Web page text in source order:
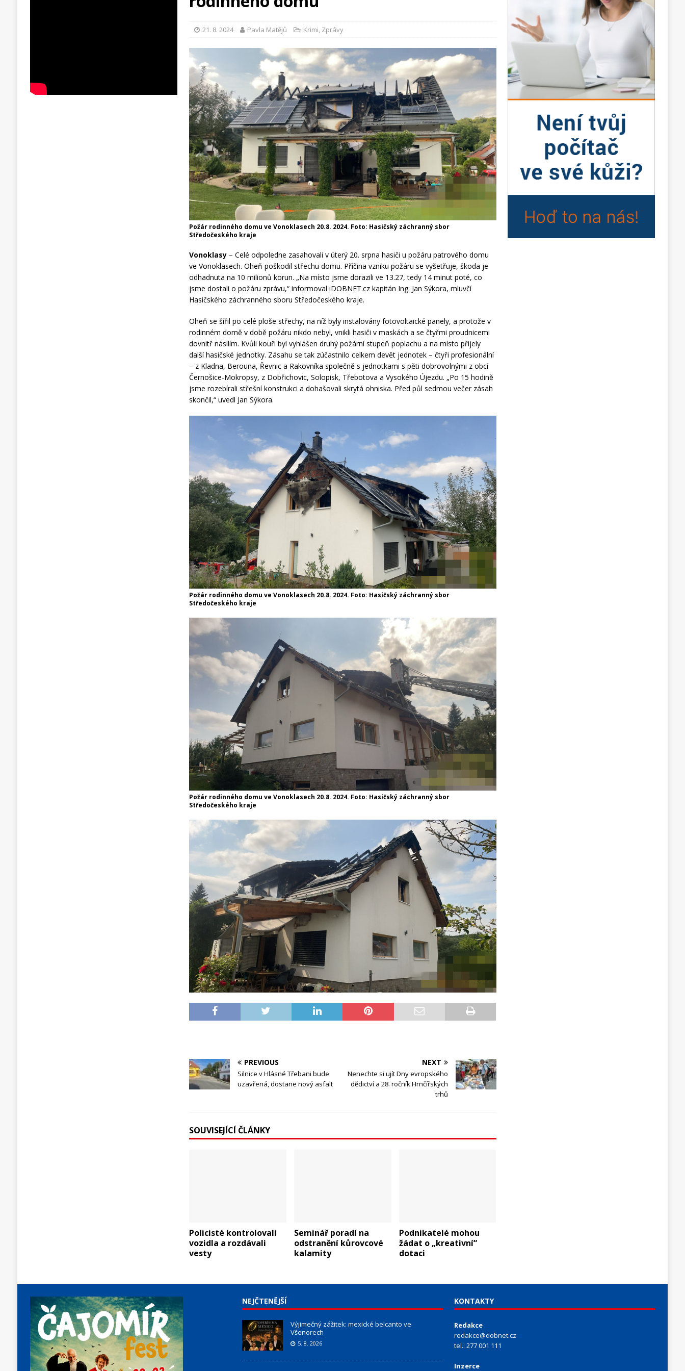
21. 8. 2024 Pavla Matějů Krimi, Zprávy
Požár rodinného domu ve Vonoklasech 20.8. 2024. Foto: Hasičský záchranný sbor
Středočeského kraje
Vonoklasy – Celé odpoledne zasahovali v úterý 20. srpna hasiči u požáru patrového domu
ve Vonoklasech. Oheň poškodil střechu domu. Příčina vzniku požáru se vyšetřuje, škoda je
odhadnuta na 10 milionů korun. „Na místo jsme dorazili ve 13.27, tedy 14 minut poté, co
jsme dostali o požáru zprávu,“ informoval iDOBNET.cz kapitán Ing. Jan Sýkora, mluvčí
Hasičského záchranného sboru Středočeského kraje.
Oheň se šířil po celé ploše střechy, na níž byly instalovány fotovoltaické panely, a protože v
rodinném domě v době požáru nikdo nebyl, vnikli hasiči v maskách a se čtyřmi proudnicemi
dovnitř násilím. Kvůli kouři byl vyhlášen druhý požární stupeň poplachu a na místo přijely
další hasičské jednotky. Zásahu se tak zúčastnilo celkem devět jednotek – čtyři profesionální
– z Kladna, Berouna, Řevnic a Rakovníka společně s jednotkami s pěti dobrovolnými z obcí
Černošice-Mokropsy, z Dobřichovic, Solopisk, Třebotova a Vysokého Újezdu. „Po 15 hodině
jsme rozebírali střešní konstrukci a dohašovali skrytá ohniska. Před půl sedmou večer zásah
skončil,“ uvedl Jan Sýkora.
Požár rodinného domu ve Vonoklasech 20.8. 2024. Foto: Hasičský záchranný sbor
Středočeského kraje
Požár rodinného domu ve Vonoklasech 20.8. 2024. Foto: Hasičský záchranný sbor
Středočeského kraje
PREVIOUS
Silnice v Hlásné Třebani bude
uzavřená, dostane nový asfalt
NEXT
Nenechte si ujít Dny evropského
dědictví a 28. ročník Hrnčířských
trhů
SOUVISEJÍCÍ ČLÁNKY
Policisté kontrolovali
vozidla a rozdávali
vesty
Seminář poradí na
odstranění kůrovcové
kalamity
Podnikatelé mohou
žádat o „kreativní“
dotaci
NEJČTENĚJŠÍ
Výjimečný zážitek: mexické belcanto ve
Všenorech
5. 8. 2026
KONTAKTY
Redakce
redakce@dobnet.cz
tel.: 277 001 111
Inzerce